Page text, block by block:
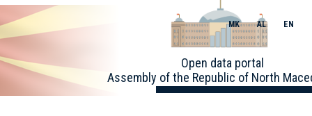
Open data portal
Assembly of the Republic of North
MK AL EN